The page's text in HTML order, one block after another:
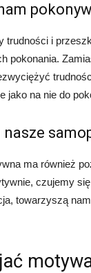
trudności i
pokonania.
jako na nie do
nasze
ma również
czujemy
towarzyszą